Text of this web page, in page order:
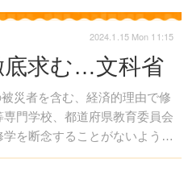
底求む…文科省
災者を含む、経済的理由で修
門学校、都道府県教育委員会
を断念することがないよう、
2024.1.15 Mon 11:15